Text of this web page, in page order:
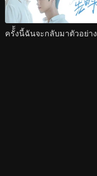
ครั้้งนี้ฉันจะกลับมาตัวอย่าง